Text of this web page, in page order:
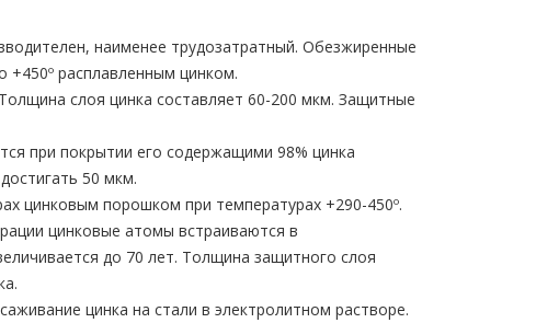
наименее трудозатратный. Обезжиренные
расплавленным цинком.
слоя цинка составляет 60-200 мкм. Защитные
при покрытии его содержащими 98% цинка
50 мкм.
цинковым порошком при температурах +290-450º.
цинковые атомы встраиваются в
до 70 лет. Толщина защитного слоя
цинка на стали в электролитном растворе.